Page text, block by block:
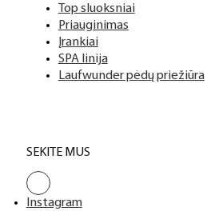
Top sluoksniai
Priauginimas
Įrankiai
SPA linija
Laufwunder pėdų priežiūra
SEKITE MUS
Instagram